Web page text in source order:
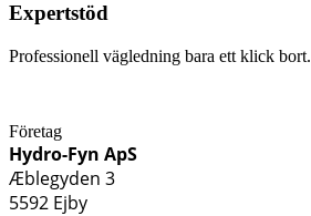
Expertstöd
Professionell vägledning bara ett klick bort.
Företag
Hydro-Fyn ApS
Æblegyden 3
5592 Ejby